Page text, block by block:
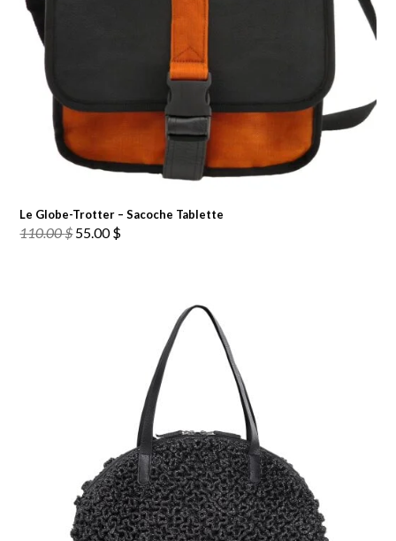
Le Globe-Trotter – Sacoche Tablette
110.00$Le
55.00$Le